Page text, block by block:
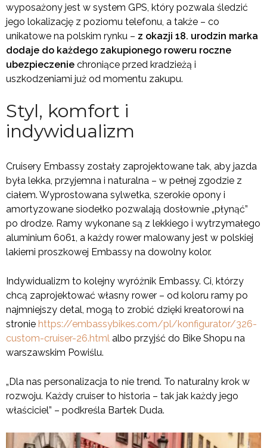
wyposażony jest w system GPS, który pozwala śledzić
jego lokalizację z poziomu telefonu, a także – co
unikatowe na polskim rynku – z okazji 18. urodzin marka
dodaje do każdego zakupionego roweru roczne
ubezpieczenie chroniące przed kradzieżą i
uszkodzeniami już od momentu zakupu.
Styl, komfort i
indywidualizm
Cruisery Embassy zostały zaprojektowane tak, aby jazda
była lekka, przyjemna i naturalna – w pełnej zgodzie z
ciałem. Wyprostowana sylwetka, szerokie opony i
amortyzowane siodełko pozwalają dosłownie „płynąć”
po drodze. Ramy wykonane są z lekkiego i wytrzymałego
aluminium 6061, a każdy rower malowany jest w polskiej
lakierni proszkowej Embassy na dowolny kolor.
Indywidualizm to kolejny wyróżnik Embassy. Ci, którzy
chcą zaprojektować własny rower – od koloru ramy po
najmniejszy detal, mogą to zrobić dzięki kreatorowi na
stronie https://embassybikes.com/pl/konfigurator/326-
custom-cruiser-26.html albo przyjść do Bike Shopu na
warszawskim Powiślu.
„Dla nas personalizacja to nie trend. To naturalny krok w
rozwoju. Każdy cruiser to historia – tak jak każdy jego
właściciel” – podkreśla Bartek Duda.